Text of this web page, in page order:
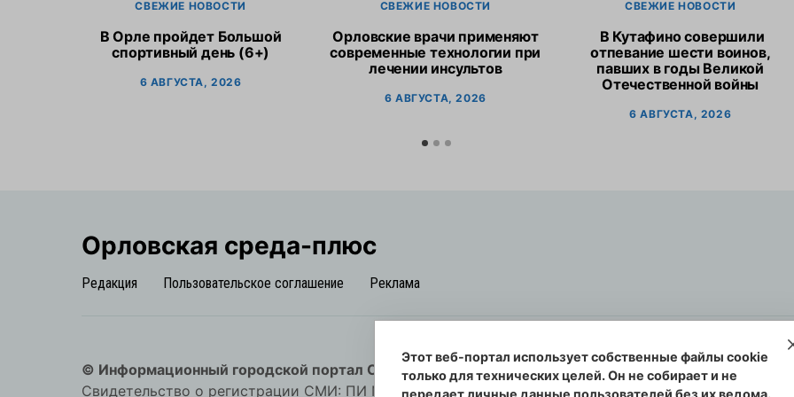
СВЕЖИЕ НОВОСТИ
В Орле пройдет Большой
спортивный день (6+)
6 АВГУСТА, 2026
СВЕЖИЕ НОВОСТИ
Орловские врачи применяют
современные технологии при
лечении инсультов
6 АВГУСТА, 2026
СВЕЖИЕ НОВОСТИ
В Кутафино совершили
отпевание шести воинов,
павших в годы Великой
Отечественной войны
6 АВГУСТА, 2026
Орловская cреда-плюс
Редакция Пользовательское соглашение Реклама
© Информационный городской портал Орловская cреда-плюс, 2021-2026
Свидетельство о регистрации СМИ: ПИ №57-00254 от 29 октября 2013 г.
Этот веб-портал использует собственные файлы cookie
только для технических целей. Он не собирает и не
передает личные данные пользователей без их ведома.